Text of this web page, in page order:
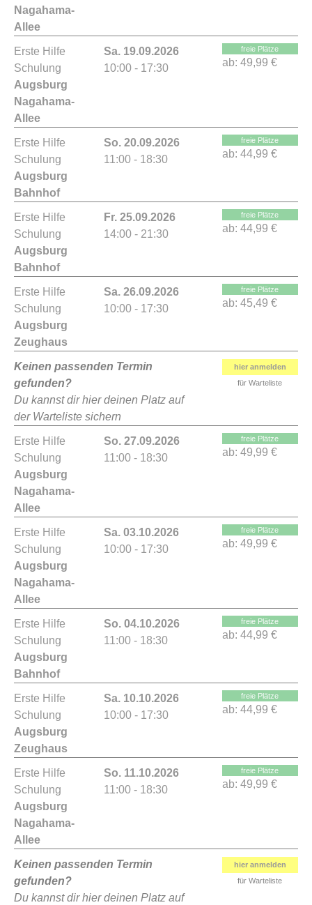
Nagahama-
Allee
Erste Hilfe
Schulung
Augsburg
Nagahama-
Allee
Sa. 19.09.2026
10:00 - 17:30
freie Plätze
ab: 49,99 €
Erste Hilfe
Schulung
Augsburg
Bahnhof
So. 20.09.2026
11:00 - 18:30
freie Plätze
ab: 44,99 €
Erste Hilfe
Schulung
Augsburg
Bahnhof
Fr. 25.09.2026
14:00 - 21:30
freie Plätze
ab: 44,99 €
Erste Hilfe
Schulung
Augsburg
Zeughaus
Sa. 26.09.2026
10:00 - 17:30
freie Plätze
ab: 45,49 €
Keinen passenden Termin
gefunden?
Du kannst dir hier deinen Platz auf
der Warteliste sichern
hier anmelden
für Warteliste
Erste Hilfe
Schulung
Augsburg
Nagahama-
Allee
So. 27.09.2026
11:00 - 18:30
freie Plätze
ab: 49,99 €
Erste Hilfe
Schulung
Augsburg
Nagahama-
Allee
Sa. 03.10.2026
10:00 - 17:30
freie Plätze
ab: 49,99 €
Erste Hilfe
Schulung
Augsburg
Bahnhof
So. 04.10.2026
11:00 - 18:30
freie Plätze
ab: 44,99 €
Erste Hilfe
Schulung
Augsburg
Zeughaus
Sa. 10.10.2026
10:00 - 17:30
freie Plätze
ab: 44,99 €
Erste Hilfe
Schulung
Augsburg
Nagahama-
Allee
So. 11.10.2026
11:00 - 18:30
freie Plätze
ab: 49,99 €
Keinen passenden Termin
gefunden?
Du kannst dir hier deinen Platz auf
hier anmelden
für Warteliste